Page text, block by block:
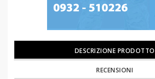
DESCRIZIONE PRODOTTO
RECENSIONI